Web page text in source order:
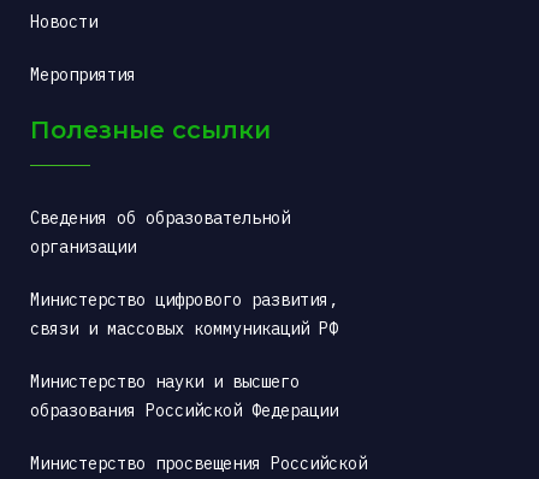
Новости
Мероприятия
Полезные ссылки
Сведения об образовательной
организации
Министерство цифрового развития,
связи и массовых коммуникаций РФ
Министерство науки и высшего
образования Российской Федерации
Министерство просвещения Российской